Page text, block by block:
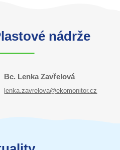
nádrže
Bc. Lenka Zavřelová
lenka.zavrelova@ekomonitor.cz